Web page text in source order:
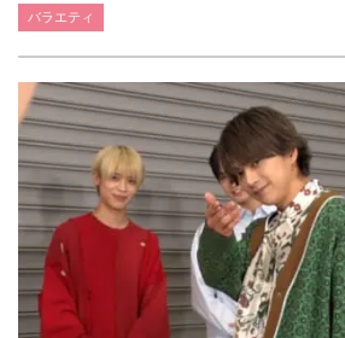
バラエティ